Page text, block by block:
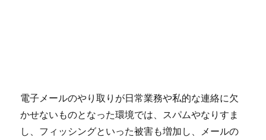
電子メールのやり取りが日常業務や私的な連絡に欠
かせないものとなった環境では、スパムやなりすま
し、フィッシングといった被害も増加し、メールの